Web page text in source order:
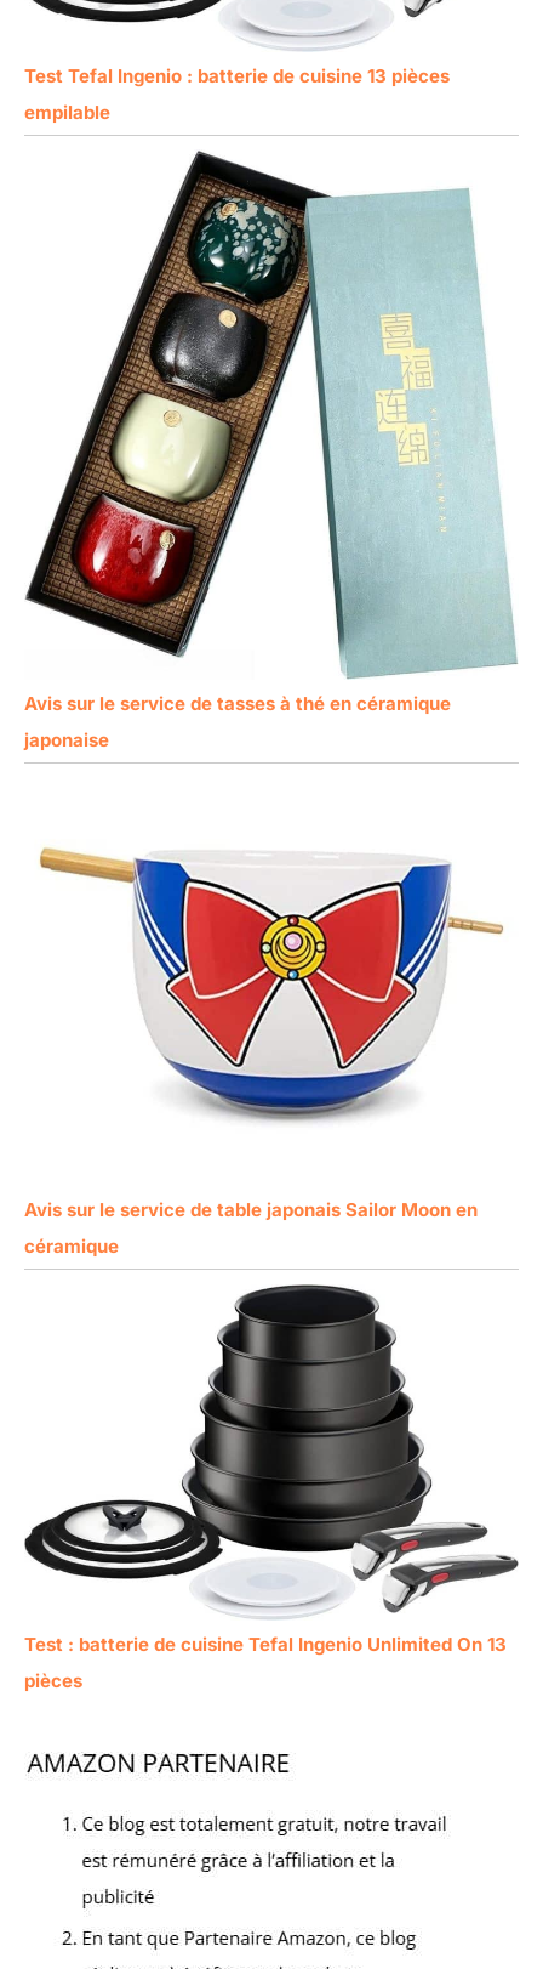
Test Tefal Ingenio : batterie de cuisine 13 pièces
empilable
Avis sur le service de tasses à thé en céramique
japonaise
Avis sur le service de table japonais Sailor Moon en
céramique
Test : batterie de cuisine Tefal Ingenio Unlimited On 13
pièces